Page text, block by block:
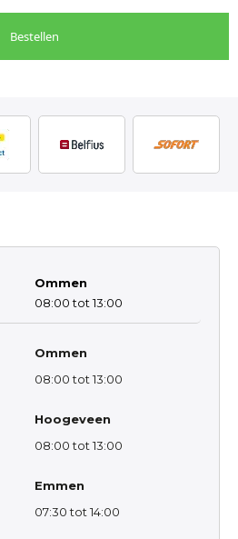
Bestellen
Ommen
08:00 tot 13:00
Ommen
08:00 tot 13:00
Hoogeveen
08:00 tot 13:00
Emmen
07:30 tot 14:00